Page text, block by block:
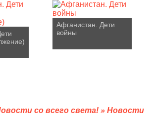
Афганистан. Дети
войны
со всего света! » Новости